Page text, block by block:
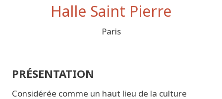
Halle Saint Pierre
Paris
PRÉSENTATION
Considérée comme un haut lieu de la culture